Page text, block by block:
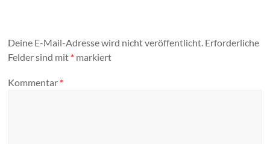
Deine E-Mail-Adresse wird nicht veröffentlicht. Erforderliche
Felder sind mit * markiert
Kommentar *